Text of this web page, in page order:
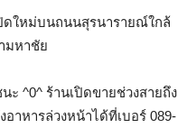
ดใหม่บนถนนสุรนารายณ์ใกล้
มหาชัย
^0^ ร้านเปิดขายช่วงสายถึง
อาหารล่วงหน้าได้ที่เบอร์ 089-